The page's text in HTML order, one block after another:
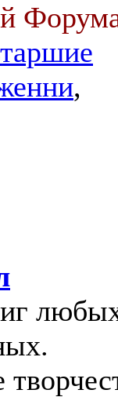
,